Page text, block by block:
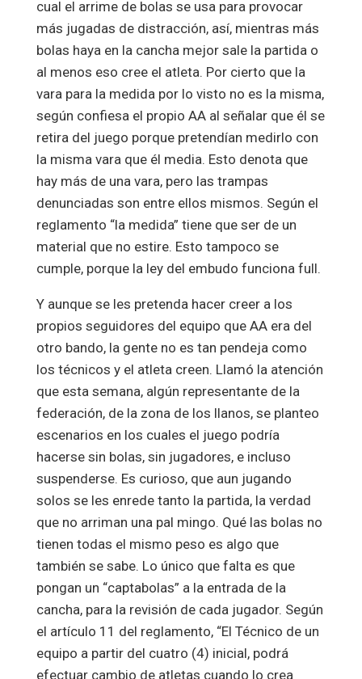
cual el arrime de bolas se usa para provocar
más jugadas de distracción, así, mientras más
bolas haya en la cancha mejor sale la partida o
al menos eso cree el atleta. Por cierto que la
vara para la medida por lo visto no es la misma,
según confiesa el propio AA al señalar que él se
retira del juego porque pretendían medirlo con
la misma vara que él media. Esto denota que
hay más de una vara, pero las trampas
denunciadas son entre ellos mismos. Según el
reglamento “la medida” tiene que ser de un
material que no estire. Esto tampoco se
cumple, porque la ley del embudo funciona full.
Y aunque se les pretenda hacer creer a los
propios seguidores del equipo que AA era del
otro bando, la gente no es tan pendeja como
los técnicos y el atleta creen. Llamó la atención
que esta semana, algún representante de la
federación, de la zona de los llanos, se planteo
escenarios en los cuales el juego podría
hacerse sin bolas, sin jugadores, e incluso
suspenderse. Es curioso, que aun jugando
solos se les enrede tanto la partida, la verdad
que no arriman una pal mingo. Qué las bolas no
tienen todas el mismo peso es algo que
también se sabe. Lo único que falta es que
pongan un “captabolas” a la entrada de la
cancha, para la revisión de cada jugador. Según
el artículo 11 del reglamento, “El Técnico de un
equipo a partir del cuatro (4) inicial, podrá
efectuar cambio de atletas cuando lo crea